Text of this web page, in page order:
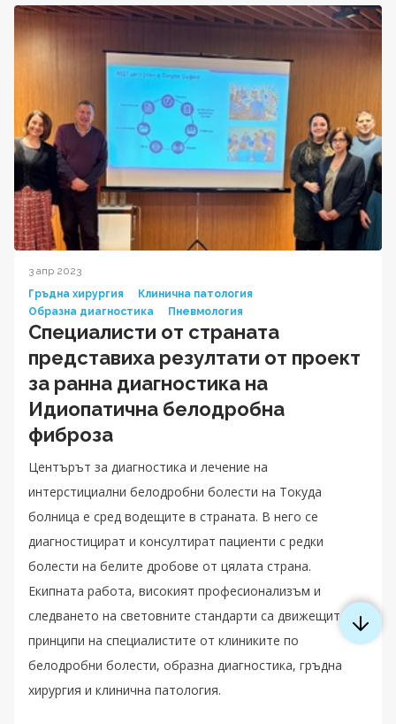
3 апр 2023
Гръдна хирургия
Клинична патология
Образна диагностика
Пневмология
Специалисти от страната
представиха резултати от проект
за ранна диагностика на
Идиопатична белодробна
фиброза
Центърът за диагностика и лечение на
интерстициални белодробни болести на Токуда
болница е сред водещите в страната. В него се
диагностицират и консултират пациенти с редки
болести на белите дробове от цялата страна.
Екипната работа, високият професионализъм и
следването на световните стандарти са движещите
принципи на специалистите от клиниките по
белодробни болести, образна диагностика, гръдна
хирургия и клинична патология.